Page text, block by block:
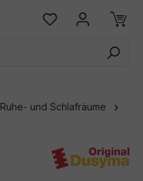
Ruhe- und Schlafräume